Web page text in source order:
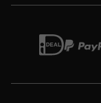
iDEALPaypal